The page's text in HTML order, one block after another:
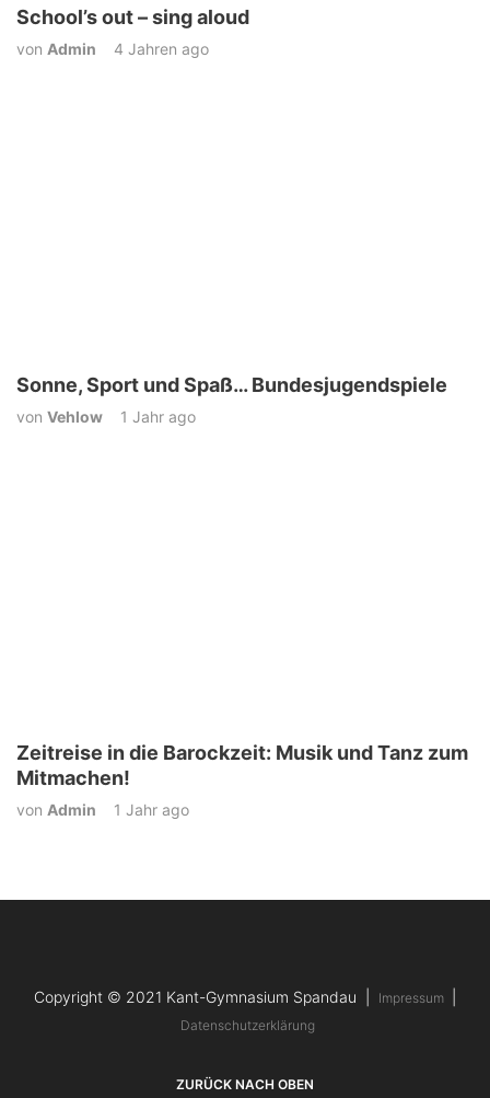
School’s out – sing aloud
von Admin 4 Jahren ago
Sonne, Sport und Spaß… Bundesjugendspiele
von Vehlow 1 Jahr ago
Zeitreise in die Barockzeit: Musik und Tanz zum
Mitmachen!
von Admin 1 Jahr ago
Copyright © 2021 Kant-Gymnasium Spandau | Impressum
Datenschutzerklärung
ZURÜCK NACH OBEN